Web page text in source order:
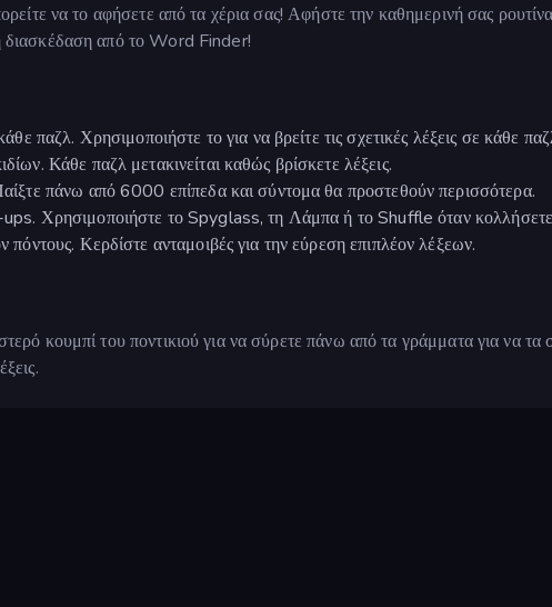
να το αφήσετε από τα χέρια σας! Αφήστε την καθημερινή σας
διασκέδαση από το Word Finder!
παζλ. Χρησιμοποιήστε το για να βρείτε τις σχετικές λέξεις σε κάθε
Κάθε παζλ μετακινείται καθώς βρίσκετε λέξεις.
πάνω από 6000 επίπεδα και σύντομα θα προστεθούν περισσότερα.
Χρησιμοποιήστε το Spyglass, τη Λάμπα ή το Shuffle όταν
πόντους. Κερδίστε ανταμοιβές για την εύρεση επιπλέον λέξεων.
κουμπί του ποντικιού για να σύρετε πάνω από τα γράμματα για να